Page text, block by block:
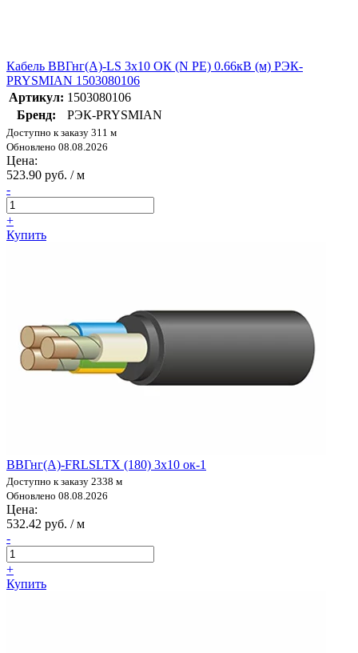
Кабель ВВГнг(А)-LS 3х10 ОК (N PE) 0.66кВ (м) РЭК-
PRYSMIAN 1503080106
Артикул: 1503080106
Бренд:
РЭК-PRYSMIAN
Доступно к заказу 311 м
Обновлено 08.08.2026
Цена:
523.90 руб. / м
-
+
Купить
ВВГнг(А)-FRLSLTX (180) 3х10 ок-1
Доступно к заказу 2338 м
Обновлено 08.08.2026
Цена:
532.42 руб. / м
-
+
Купить